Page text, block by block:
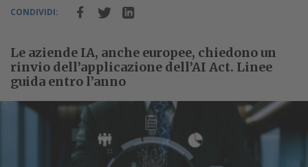
CONDIVIDI:
Le aziende IA, anche europee, chiedono un
rinvio dell’applicazione dell’AI Act. Linee
guida entro l’anno